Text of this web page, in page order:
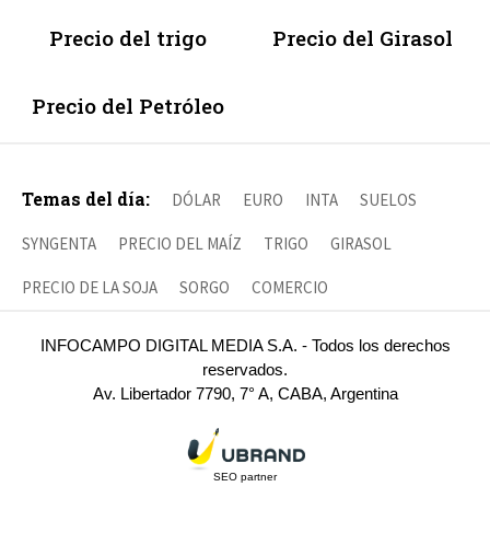
Precio del trigo Precio del Girasol
Precio del Petróleo
Temas del día: DÓLAR EURO INTA SUELOS
SYNGENTA PRECIO DEL MAÍZ TRIGO GIRASOL
PRECIO DE LA SOJA SORGO COMERCIO
INFOCAMPO DIGITAL MEDIA S.A. - Todos los derechos
reservados.
Av. Libertador 7790, 7° A, CABA, Argentina
SEO partner